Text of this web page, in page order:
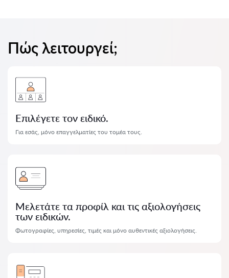
Πώς λειτουργεί;
Επιλέγετε τον ειδικό.
Για εσάς, μόνο επαγγελματίες του τομέα τους.
Μελετάτε τα προφίλ και τις αξιολογήσεις
των ειδικών.
Φωτογραφίες, υπηρεσίες, τιμές και μόνο αυθεντικές αξιολογήσεις.